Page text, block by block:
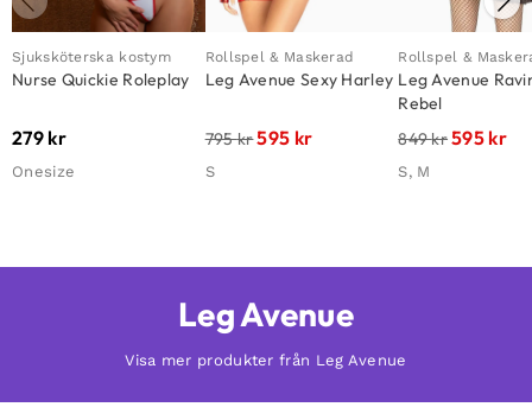
Sjuksköterska kostym
Nurse Quickie Roleplay
279 kr
Onesize
Rollspel & Maskerad
Leg Avenue Sexy Harley
795kr595 kr
S
Rollspel &
Leg Avenue
Rebel
849kr595 kr
S, M
Leg Avenue
Visa mer produkter från Leg Avenue